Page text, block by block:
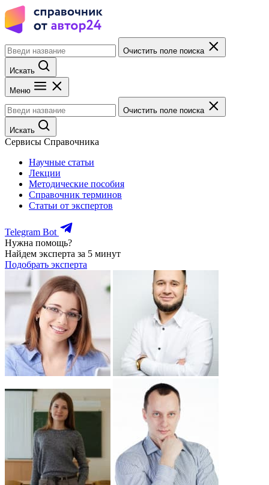
Очистить поле поиска
Искать
Меню
Очистить поле поиска
Искать
Сервисы Справочника
Научные статьи
Лекции
Методические пособия
Справочник терминов
Статьи от экспертов
Telegram Bot
Нужна помощь?
Найдем эксперта за 5 минут
Подобрать эксперта